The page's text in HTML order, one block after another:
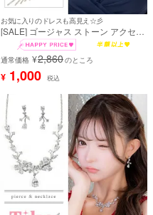
お気に入りのドレスも高見え☆彡
[SALE] ゴージャス ストーン アクセサ
リー ネックレス
通常価格 ¥2,860のところ
¥ 1,000 税込